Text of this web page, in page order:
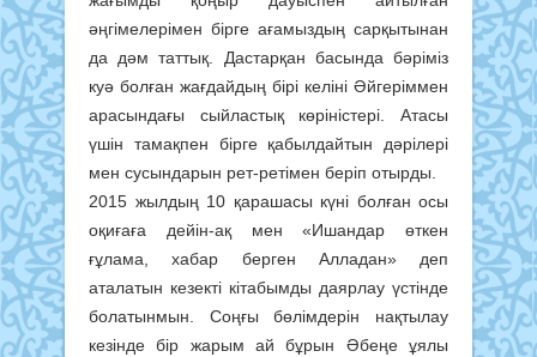
әңгімелерімен бірге ағамыздың сарқытынан
да дәм таттық. Дастарқан басында бәріміз
куә болған жағдайдың бірі келіні Әйгеріммен
арасындағы сыйластық көріністері. Атасы
үшін тамақпен бірге қабылдайтын дәрілері
мен сусындарын рет-ретімен беріп отырды.
2015 жылдың 10 қарашасы күні болған осы
оқиғаға дейін-ақ мен «Ишандар өткен
ғұлама, хабар берген Алладан» деп
аталатын кезекті кітабымды даярлау үстінде
болатынмын. Соңғы бөлімдерін нақтылау
кезінде бір жарым ай бұрын Әбеңе ұялы